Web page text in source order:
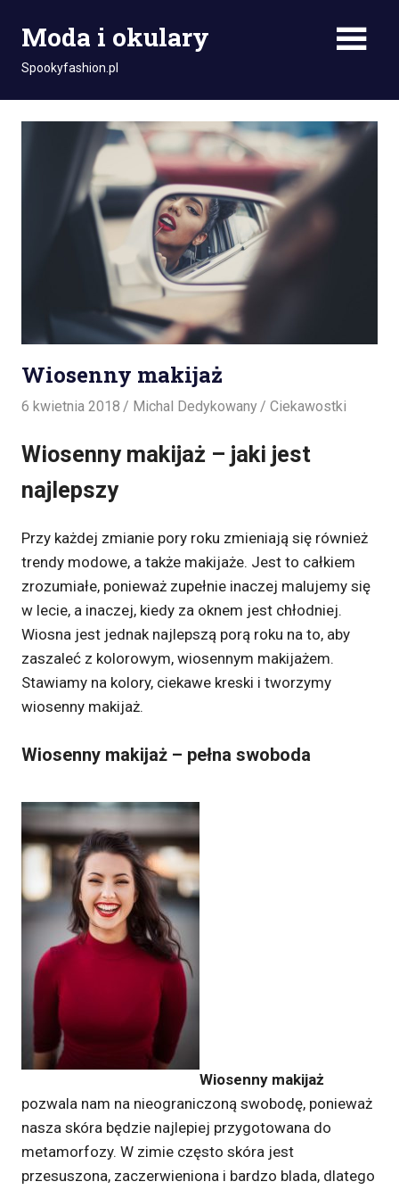
Moda i okulary
Spookyfashion.pl
Wiosenny makijaż
6 kwietnia 2018 Michal Dedykowany Ciekawostki
Wiosenny makijaż – jaki jest
najlepszy
Przy każdej zmianie pory roku zmieniają się również
trendy modowe, a także makijaże. Jest to całkiem
zrozumiałe, ponieważ zupełnie inaczej malujemy się
w lecie, a inaczej, kiedy za oknem jest chłodniej.
Wiosna jest jednak najlepszą porą roku na to, aby
zaszaleć z kolorowym, wiosennym makijażem.
Stawiamy na kolory, ciekawe kreski i tworzymy
wiosenny makijaż.
Wiosenny makijaż – pełna swoboda
Wiosenny makijaż
pozwala nam na nieograniczoną swobodę, ponieważ
nasza skóra będzie najlepiej przygotowana do
metamorfozy. W zimie często skóra jest
przesuszona, zaczerwieniona i bardzo blada, dlatego